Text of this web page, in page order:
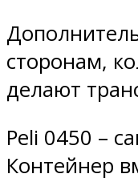
сторонам,
делают
Peli 0450 –
Контейнер